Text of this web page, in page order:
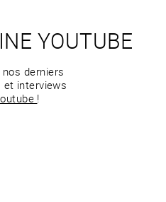
YOUTUBE
nos derniers
et interviews
!